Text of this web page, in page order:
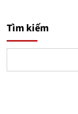
Tìm kiếm